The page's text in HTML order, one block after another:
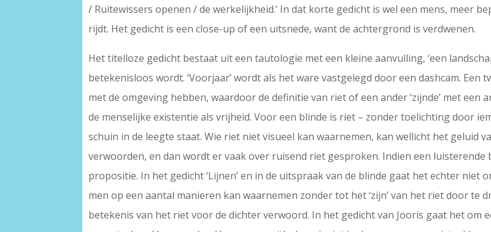
/ Ruitewissers openen / de werkelijkheid.’ In dat korte gedicht is wel een mens, meer
rijdt. Het gedicht is een close-up of een uitsnede, want de achtergrond is verdwenen.
Het titelloze gedicht bestaat uit een tautologie met een kleine aanvulling, ‘een
betekenisloos wordt. ‘Voorjaar’ wordt als het ware vastgelegd door een dashcam.
met de omgeving hebben, waardoor de definitie van riet of een ander ‘zijnde’ met
de menselijke existentie als vrijheid. Voor een blinde is riet – zonder toelichting door
schuin in de leegte staat. Wie riet niet visueel kan waarnemen, kan wellicht het geluid
verwoorden, en dan wordt er vaak over ruisend riet gesproken. Indien een
propositie. In het gedicht ‘Lijnen’ en in de uitspraak van de blinde gaat het echter niet
men op een aantal manieren kan waarnemen zonder tot het ‘zijn’ van het riet door te
betekenis van het riet voor de dichter verwoord. In het gedicht van Jooris gaat het om